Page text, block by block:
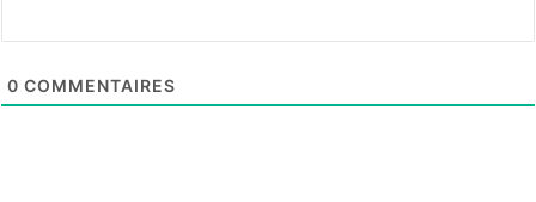
0 COMMENTAIRES